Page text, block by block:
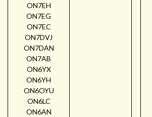
ON7EH
ON7EG
ON7EC
ON7DVJ
ON7DAN
ON7AB
ON6YX
ON6YH
ON6OYU
ON6LC
ON6AN